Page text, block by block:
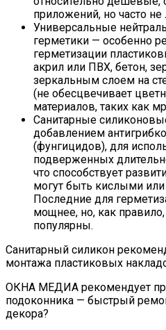
приложений, но часто не
Универсальные
герметики — особенно
герметизации
акрил или ПВХ, бетон,
зеркальным слоем на
(не обесцвечивает
материалов, таких как
Санитарные
добавлением
(фунгицидов), для
подверженных
что способствует
могут быть кислыми
Последние для
мощнее, но, как
популярны.
Санитарный силикон
монтажа пластиковых
ОКНА МЕДИА рекомендует
подоконника — быстрый
декора?